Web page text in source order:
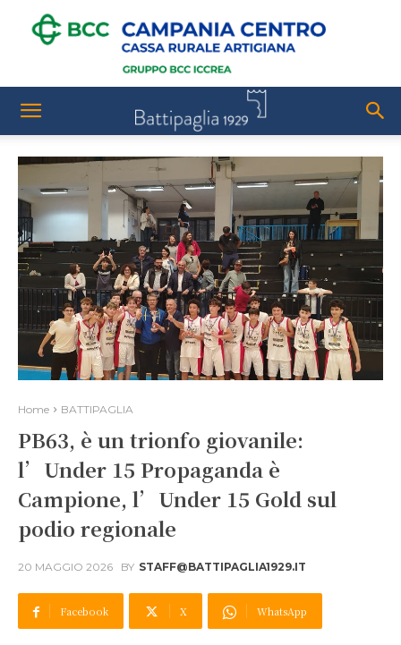
Home BATTIPAGLIA
PB63, è un trionfo giovanile:
l’Under 15 Propaganda è
Campione, l’Under 15 Gold sul
podio regionale
20 MAGGIO 2026 BY STAFF@BATTIPAGLIA1929.IT
Facebook X WhatsApp